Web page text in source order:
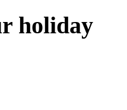
holiday